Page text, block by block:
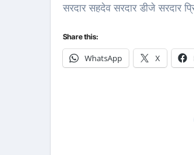
सरदार सहदेव सरदार डीजे सरदार
Share this:
WhatsApp X